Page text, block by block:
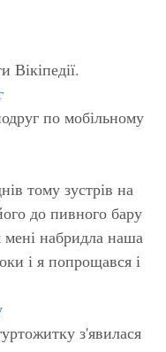
по мобільному
тому зустрів на
до пивного бару
набридла наша
і я попрощався і
з'явилася